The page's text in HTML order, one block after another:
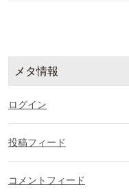
メタ情報
ログイン
投稿フィード
コメントフィード